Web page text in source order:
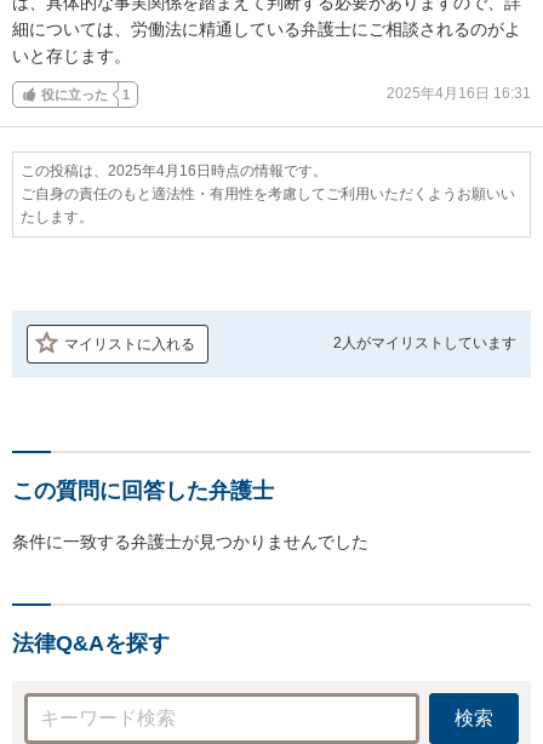
細については、労働法に精通している弁護士にご相談されるのがよ
いと存じます。
役に立った 1 2025年4月16日 16:31
この投稿は、2025年4月16日時点の情報です。
ご自身の責任のもと適法性・有用性を考慮してご利用いただくようお願いい
たします。
マイリストに入れる 2人がマイリストしています
この質問に回答した弁護士
条件に一致する弁護士が見つかりませんでした
法律Q&Aを探す
検索